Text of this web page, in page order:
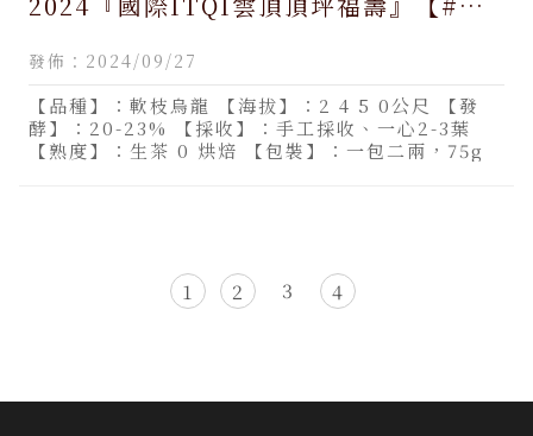
南投買阿里山茶,南投買阿里山茶推薦
發佈：2024/09/27
【品種】：軟枝烏龍 【海拔】：2 4 5 0公尺 【發
酵】：20-23% 【採收】：手工採收、一心2-3葉
【熟度】：生茶 0 烘焙 【包裝】：一包二兩，75g
1 2 3 4